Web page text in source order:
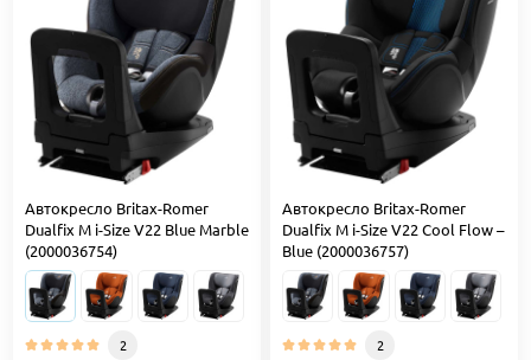
Автокресло Britax-Romer
Dualfix M i-Size V22 Blue Marble
(2000036754)
2
Автокресло Britax-Romer
Dualfix M i-Size V22 Cool Flow –
Blue (2000036757)
2